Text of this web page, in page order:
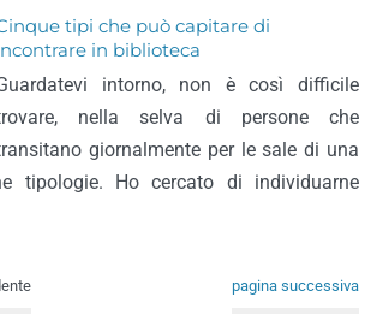
tipi che può capitare di
in biblioteca
intorno, non è così difficile
nella selva di persone che
giornalmente per le sale di una
tipologie. Ho cercato di individuarne
pagina successiva